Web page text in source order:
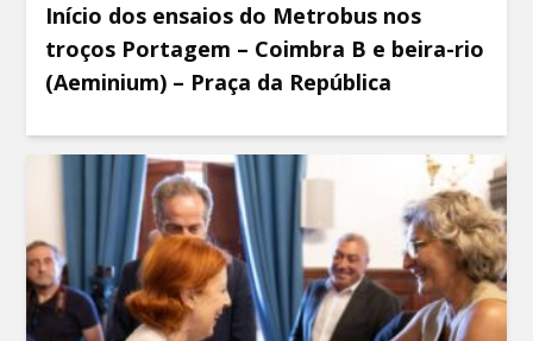
Início dos ensaios do Metrobus nos
troços Portagem – Coimbra B e beira-rio
(Aeminium) – Praça da República